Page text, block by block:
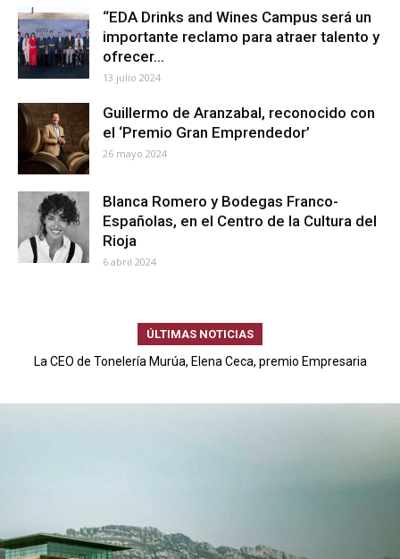
“EDA Drinks and Wines Campus será un
importante reclamo para atraer talento y
ofrecer...
13 julio 2024
Guillermo de Aranzabal, reconocido con
el ‘Premio Gran Emprendedor’
26 mayo 2024
Blanca Romero y Bodegas Franco-
Españolas, en el Centro de la Cultura del
Rioja
6 abril 2024
ÚLTIMAS NOTICIAS
La CEO de Tonelería Murúa, Elena Ceca, premio Empresaria